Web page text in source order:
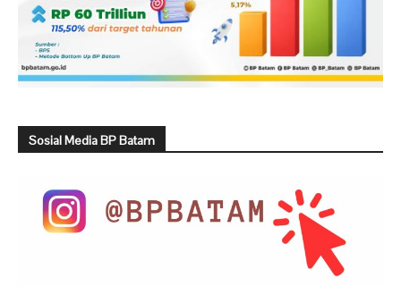
Sosial Media BP Batam